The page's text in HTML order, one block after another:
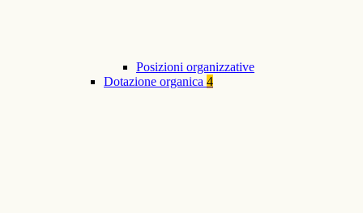
Posizioni organizzative
Dotazione organica 4